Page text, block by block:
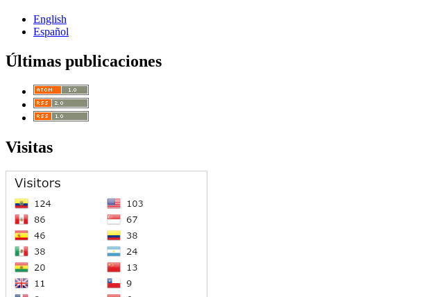
English
Español
Últimas publicaciones
Visitas